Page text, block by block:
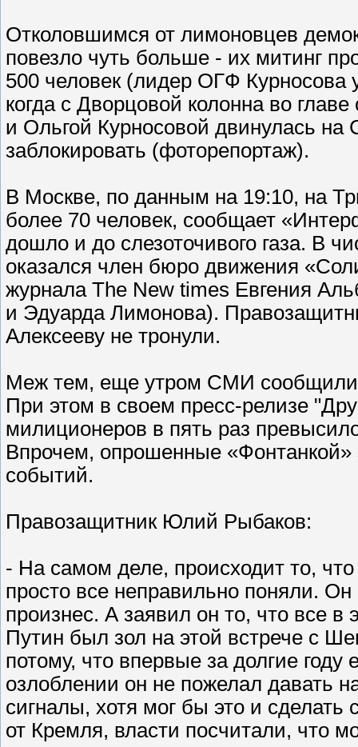
Отколовшимся от лимоновцев
повезло чуть больше - их митинг
500 человек (лидер ОГФ Курносова
когда с Дворцовой колонна во
и Ольгой Курносовой двинулась
заблокировать (фоторепортаж).
В Москве, по данным на 19:10, на
более 70 человек, сообщает
дошло и до слезоточивого газа. В
оказался член бюро движения
журнала The New times Евгения
и Эдуарда Лимонова).
Алексееву не тронули.
Меж тем, еще утром СМИ сообщили
При этом в своем пресс-релизе
милиционеров в пять раз
Впрочем, опрошенные «Фонтанкой»
событий.
Правозащитник Юлий Рыбаков:
- На самом деле, происходит то,
просто все неправильно поняли.
произнес. А заявил он то, что все в
Путин был зол на этой встрече с
потому, что впервые за долгие
озлоблении он не пожелал давать
сигналы, хотя мог бы это и сделать
от Кремля, власти посчитали, что